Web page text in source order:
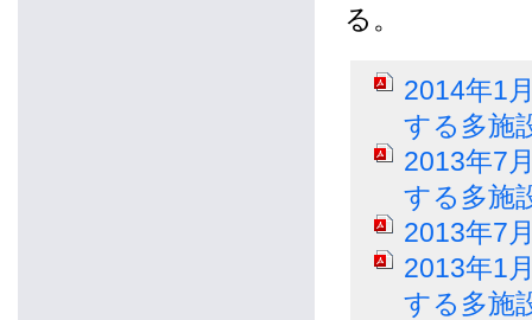
る。
2014年1
する多施
2013年7
する多施
2013年7
2013年1
する多施